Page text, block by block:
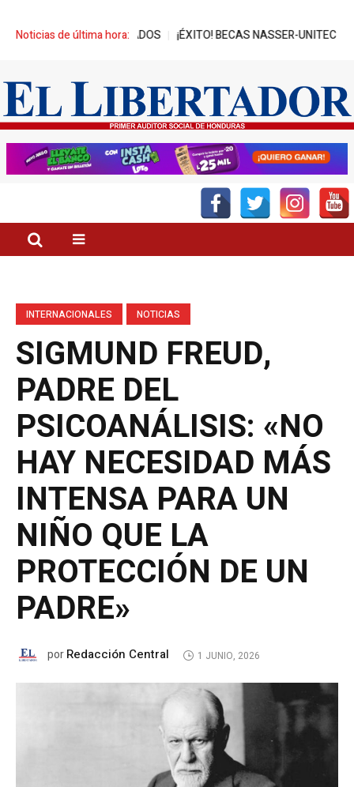
Noticias de última hora:
A DIPUTADOS ¡ÉXITO! BECAS NASSER-UNITEC ALCANZA
INTERNACIONALES NOTICIAS
SIGMUND FREUD,
PADRE DEL
PSICOANÁLISIS: «NO
HAY NECESIDAD MÁS
INTENSA PARA UN
NIÑO QUE LA
PROTECCIÓN DE UN
PADRE»
porRedacción Central 1 JUNIO, 2026